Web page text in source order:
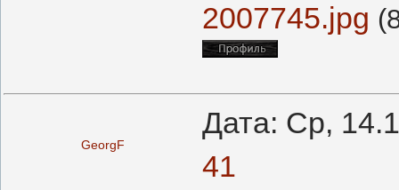
2007745.jpg
GeorgF
Дата: Ср,
41